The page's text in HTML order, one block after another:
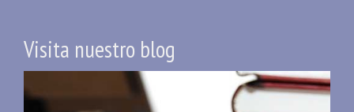
Visita nuestro blog